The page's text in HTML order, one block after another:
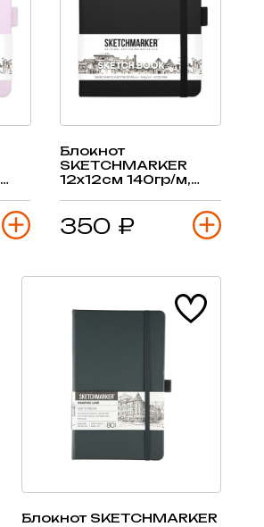
Блокнот
SKETCHMARKER
12х12см 140гр/м,
350 ₽
Блокнот SKETCHMARKER